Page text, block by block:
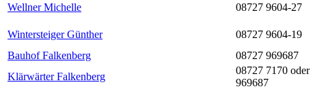
Wellner Michelle 08727 9604-27
Wintersteiger Günther 08727 9604-19
Bauhof Falkenberg
08727 969687
Klärwärter Falkenberg
08727 7170 oder
969687